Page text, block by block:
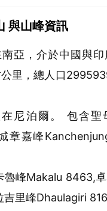
與山峰資訊
亞，介於中國與
公里，總人口
尼泊爾。 包含聖
章嘉峰
魯峰Makalu 8463,
吉里峰Dhaulagiri